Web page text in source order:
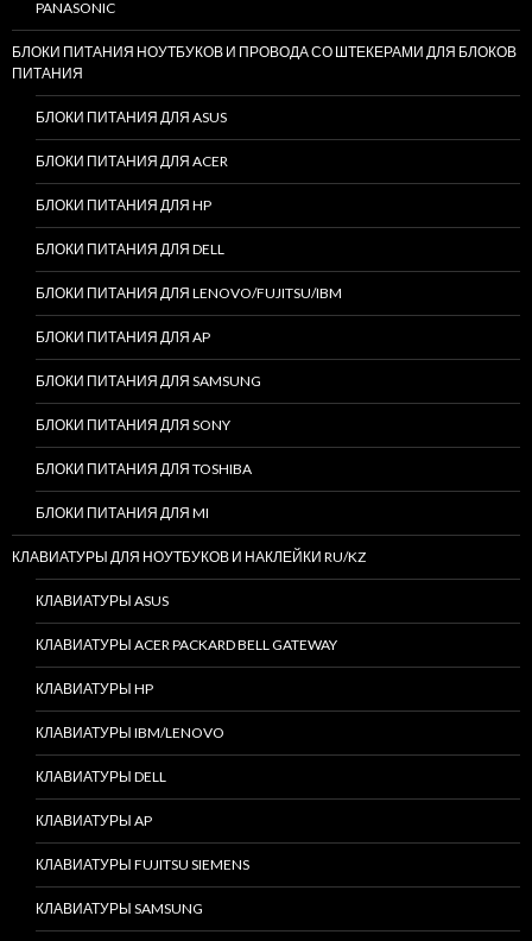
PANASONIC
БЛОКИ ПИТАНИЯ НОУТБУКОВ И ПРОВОДА СО ШТЕКЕРАМИ ДЛЯ БЛОКОВ
ПИТАНИЯ
БЛОКИ ПИТАНИЯ ДЛЯ ASUS
БЛОКИ ПИТАНИЯ ДЛЯ ACER
БЛОКИ ПИТАНИЯ ДЛЯ HP
БЛОКИ ПИТАНИЯ ДЛЯ DELL
БЛОКИ ПИТАНИЯ ДЛЯ LENOVO/FUJITSU/IBM
БЛОКИ ПИТАНИЯ ДЛЯ AP
БЛОКИ ПИТАНИЯ ДЛЯ SAMSUNG
БЛОКИ ПИТАНИЯ ДЛЯ SONY
БЛОКИ ПИТАНИЯ ДЛЯ TOSHIBA
БЛОКИ ПИТАНИЯ ДЛЯ MI
КЛАВИАТУРЫ ДЛЯ НОУТБУКОВ И НАКЛЕЙКИ RU/KZ
КЛАВИАТУРЫ ASUS
КЛАВИАТУРЫ ACER PACKARD BELL GATEWAY
КЛАВИАТУРЫ HP
КЛАВИАТУРЫ IBM/LENOVO
КЛАВИАТУРЫ DELL
КЛАВИАТУРЫ AP
КЛАВИАТУРЫ FUJITSU SIEMENS
КЛАВИАТУРЫ SAMSUNG